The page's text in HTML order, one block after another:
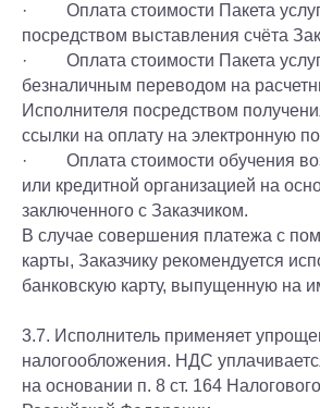
· Оплата стоимости Пакета
посредством выставления счёта
· Оплата стоимости Пакета
безналичным переводом на
Исполнителя посредством
ссылки на оплату на электронную
· Оплата стоимости обучения
или кредитной организацией на
заключенного с Заказчиком.
В случае совершения платежа с
карты, Заказчику рекомендуется
банковскую карту, выпущенную на
3.7. Исполнитель применяет
налогообложения. НДС
на основании п. 8 ст. 164